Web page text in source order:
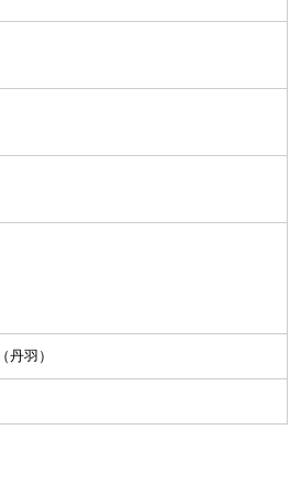
（丹羽）